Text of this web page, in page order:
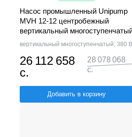
Насос промышленный Unipump
MVH 12-12 центробежный
вертикальный
вертикальный многоступенчатый; 380 В
26 112 658
с.
28 078 068
с.
Добавить в корзину